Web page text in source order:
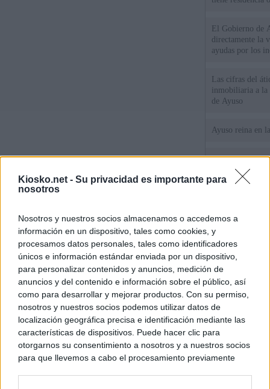
Kiosko.net - Su privacidad es importante para
nosotros
Nosotros y nuestros socios almacenamos o accedemos a
información en un dispositivo, tales como cookies, y
procesamos datos personales, tales como identificadores
únicos e información estándar enviada por un dispositivo,
para personalizar contenidos y anuncios, medición de
anuncios y del contenido e información sobre el público, así
como para desarrollar y mejorar productos. Con su permiso,
nosotros y nuestros socios podemos utilizar datos de
localización geográfica precisa e identificación mediante las
características de dispositivos. Puede hacer clic para
otorgarnos su consentimiento a nosotros y a nuestros socios
para que llevemos a cabo el procesamiento previamente
El Gobierno de
directamente la
ayudas por los
Las cifras del
inmobiliaria a la
de Ayuso
Ayuso reina en
El juez propone
la filtración de
jefa" Ayuso
WhatsApp,
un nuevo cruce
15 de agosto
© Kiosko.net Aviso Legal Privacidad y Cookies